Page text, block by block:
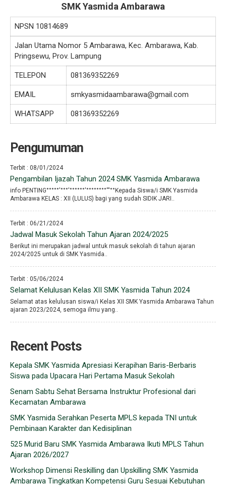
SMK Yasmida Ambarawa
NPSN 10814689
Jalan Utama Nomor 5 Ambarawa, Kec. Ambarawa, Kab.
Pringsewu, Prov. Lampung
TELEPON 081369352269
EMAIL smkyasmidaambarawa@gmail.com
WHATSAPP 081369352269
Pengumuman
Terbit : 08/01/2024
Pengambilan Ijazah Tahun 2024 SMK Yasmida Ambarawa
info PENTING°°°°°′°°°′°°°°°°′°°°°°°°°′′′°°Kepada Siswa/i SMK Yasmida
Ambarawa KELAS : XII (LULUS) bagi yang sudah SIDIK JARI..
Terbit : 06/21/2024
Jadwal Masuk Sekolah Tahun Ajaran 2024/2025
Berikut ini merupakan jadwal untuk masuk sekolah di tahun ajaran
2024/2025 untuk di SMK Yasmida..
Terbit : 05/06/2024
Selamat Kelulusan Kelas XII SMK Yasmida Tahun 2024
Selamat atas kelulusan siswa/i Kelas XII SMK Yasmida Ambarawa Tahun
ajaran 2023/2024, semoga ilmu yang..
Recent Posts
Kepala SMK Yasmida Apresiasi Kerapihan Baris-Berbaris
Siswa pada Upacara Hari Pertama Masuk Sekolah
Senam Sabtu Sehat Bersama Instruktur Profesional dari
Kecamatan Ambarawa
SMK Yasmida Serahkan Peserta MPLS kepada TNI untuk
Pembinaan Karakter dan Kedisiplinan
525 Murid Baru SMK Yasmida Ambarawa Ikuti MPLS Tahun
Ajaran 2026/2027
Workshop Dimensi Reskilling dan Upskilling SMK Yasmida
Ambarawa Tingkatkan Kompetensi Guru Sesuai Kebutuhan